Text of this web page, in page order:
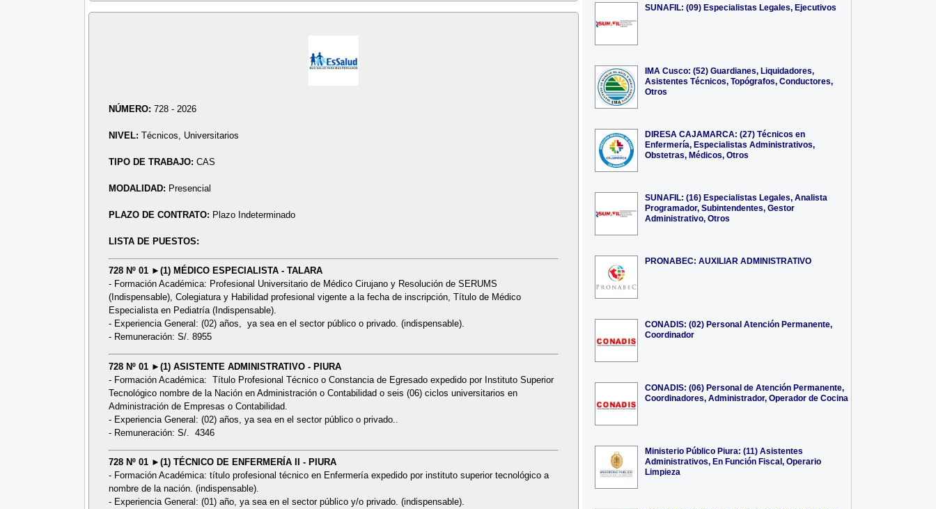
NÚMERO:728 - 2026
NIVEL:Técnicos, Universitarios
TIPO DE TRABAJO:CAS
MODALIDAD: Presencial
PLAZO DE CONTRATO: Plazo Indeterminado
LISTA DE PUESTOS:
728 Nº 01 ►(1) MÉDICO ESPECIALISTA - TALARA
- Formación Académica: Profesional Universitario de Médico Cirujano y Resolución de SERUMS
(Indispensable), Colegiatura y Habilidad profesional vigente a la fecha de inscripción, Título de Médico
Especialista en Pediatría (Indispensable).
- Experiencia General: (02) años, ya sea en el sector público o privado. (indispensable).
- Remuneración: S/. 8955
728 Nº 01 ►(1) ASISTENTE ADMINISTRATIVO - PIURA
- Formación Académica: Título Profesional Técnico o Constancia de Egresado expedido por Instituto Superior
Tecnológico nombre de la Nación en Administración o Contabilidad o seis (06) ciclos universitarios en
Administración de Empresas o Contabilidad.
- Experiencia General: (02) años, ya sea en el sector público o privado..
- Remuneración: S/. 4346
728 Nº 01 ►(1) TÉCNICO DE ENFERMERÍA II - PIURA
- Formación Académica: título profesional técnico en Enfermería expedido por instituto superior tecnológico a
nombre de la nación. (indispensable).
- Experiencia General: (01) año, ya sea en el sector público y/o privado. (indispensable).
SUNAFIL: (09) Especialistas Legales, Ejecutivos
IMA Cusco: (52) Guardianes, Liquidadores,
Asistentes Técnicos, Topógrafos, Conductores,
Otros
DIRESA CAJAMARCA: (27) Técnicos en
Enfermería, Especialistas Administrativos,
Obstetras, Médicos, Otros
SUNAFIL: (16) Especialistas Legales, Analista
Programador, Subintendentes, Gestor
Administrativo, Otros
PRONABEC: AUXILIAR ADMINISTRATIVO
CONADIS: (02) Personal Atención Permanente,
Coordinador
CONADIS: (06) Personal de Atención Permanente,
Coordinadores, Administrador, Operador de Cocina
Ministerio Público Piura: (11) Asistentes
Administrativos, En Función Fiscal, Operario
Limpieza